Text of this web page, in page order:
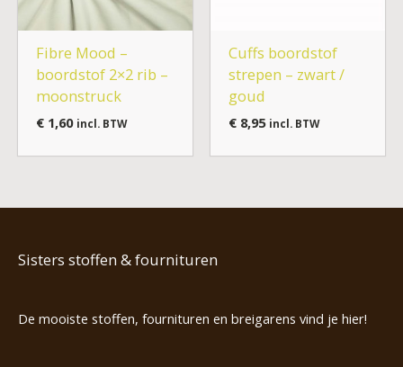
Fibre Mood –
boordstof 2×2 rib –
moonstruck
€1,60 incl. BTW
Cuffs boordstof
strepen – zwart /
goud
€8,95 incl. BTW
Sisters stoffen & fournituren
De mooiste stoffen, fournituren en breigarens vind je hier!